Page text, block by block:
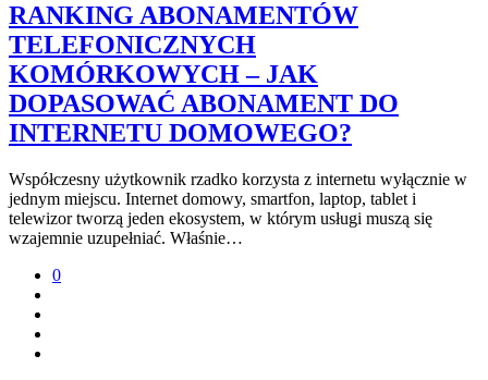
RANKING ABONAMENTÓW
TELEFONICZNYCH
KOMÓRKOWYCH – JAK
DOPASOWAĆ ABONAMENT DO
INTERNETU DOMOWEGO?
Współczesny użytkownik rzadko korzysta z internetu wyłącznie w
jednym miejscu. Internet domowy, smartfon, laptop, tablet i
telewizor tworzą jeden ekosystem, w którym usługi muszą się
wzajemnie uzupełniać. Właśnie…
0